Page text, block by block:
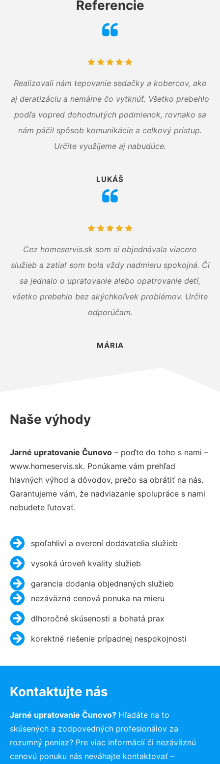
Referencie
Realizovali nám tepovanie sedačky a kobercov, ako
aj deratizáciu a nemáme čo vytknúť. Všetko prebehlo
podľa vopred dohodnutých podmienok, rovnako sa
nám páčil spôsob komunikácie a celkový prístup.
Určite využijeme aj nabudúce.
LUKÁŠ
Cez homeservis.sk som si objednávala viacero
služieb a zatiaľ som bola vždy nadmieru spokojná. Či
sa jednalo o upratovanie alebo opatrovanie detí,
všetko prebehlo bez akýchkoľvek problémov. Určite
odporúčam.
MÁRIA
Naše výhody
Jarné upratovanie Čunovo – poďte do toho s nami –
www.homeservis.sk. Ponúkame vám prehľad
hlavných výhod a dôvodov, prečo sa obrátiť na nás.
Garantujeme vám, že nadviazanie spolupráce s nami
nebudete ľutovať.
spoľahliví a overení dodávatelia služieb
vysoká úroveň kvality služieb
garancia dodania objednaných služieb
nezáväzná cenová ponuka na mieru
dlhoročné skúsenosti a bohatá prax
korektné riešenie prípadnej nespokojnosti
Kontaktujte nás
Jarné upratovanie Čunovo? Hľadáte na to
skúsených a zodpovedných profesionálov za
rozumný peniaz? Pre viac informácií či nezáväznú
cenovú ponuku nás neváhajte kontaktovať –